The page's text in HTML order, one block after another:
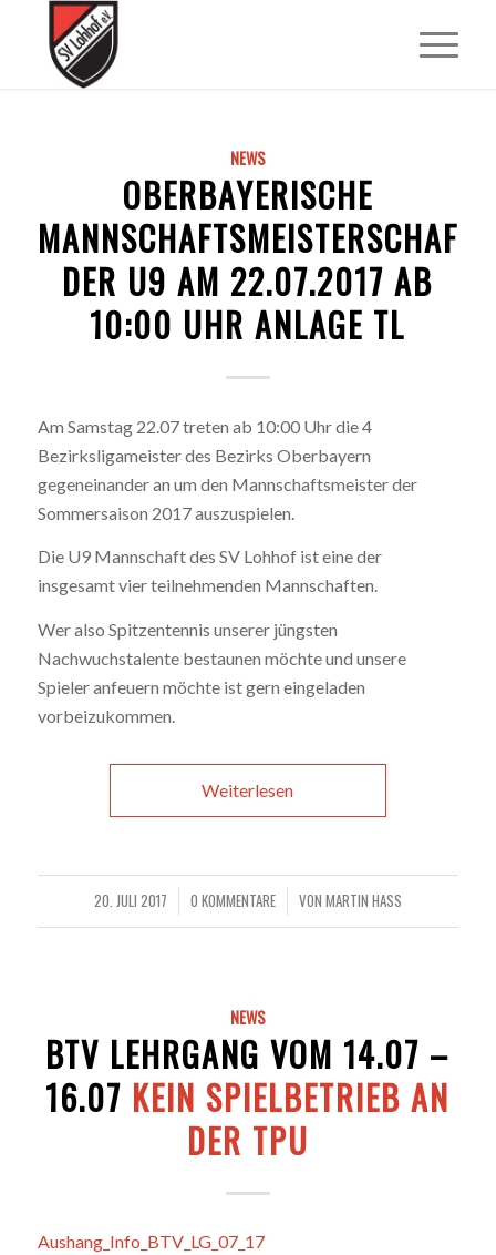
NEWS
OBERBAYERISCHE
MANNSCHAFTSMEISTERSCHAFT
DER U9 AM 22.07.2017 AB
10:00 UHR ANLAGE TL
Am Samstag 22.07 treten ab 10:00 Uhr die 4
Bezirksligameister des Bezirks Oberbayern
gegeneinander an um den Mannschaftsmeister der
Sommersaison 2017 auszuspielen.
Die U9 Mannschaft des SV Lohhof ist eine der
insgesamt vier teilnehmenden Mannschaften.
Wer also Spitzentennis unserer jüngsten
Nachwuchstalente bestaunen möchte und unsere
Spieler anfeuern möchte ist gern eingeladen
vorbeizukommen.
Weiterlesen
20. JULI 2017
/ 0 KOMMENTARE
/ VON MARTIN HASS
NEWS
BTV LEHRGANG VOM 14.07 –
16.07 KEIN SPIELBETRIEB AN
DER TPU
Aushang_Info_BTV_LG_07_17